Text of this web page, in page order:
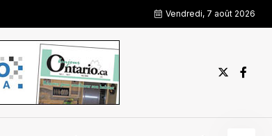
Vendredi, 7 août 2026